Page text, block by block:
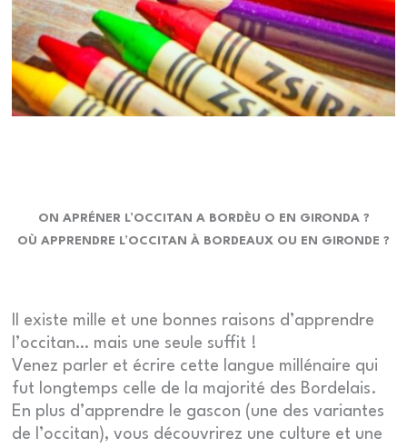
ON APRÉNER L’OCCITAN A BORDÈU O EN GIRONDA ?
OÙ APPRENDRE L’OCCITAN À BORDEAUX OU EN GIRONDE ?
Il existe mille et une bonnes raisons d’apprendre
l’occitan… mais une seule suffit !
Venez parler et écrire cette langue millénaire qui
fut longtemps celle de la majorité des Bordelais.
En plus d’apprendre le gascon (une des variantes
de l’occitan), vous découvrirez une culture et une